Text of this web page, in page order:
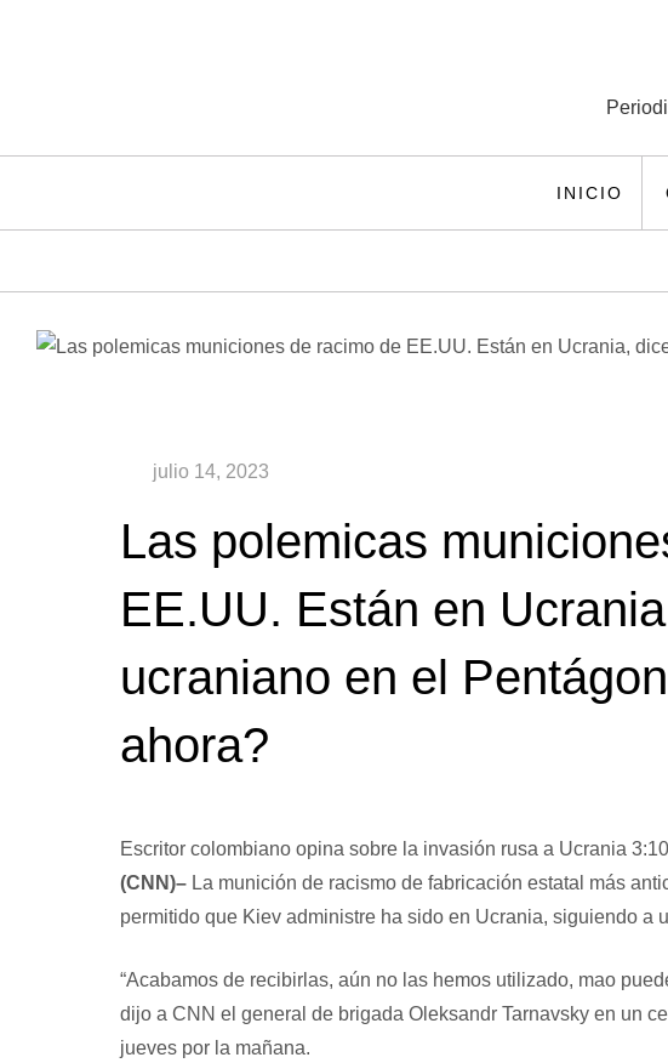
INICIO
Las polemicas
EE.UU. Están en
ucraniano en el
ahora?
Escritor colombiano opina sobre la invasión rusa a Ucrania 3:10
(CNN)–La munición de racismo de fabricación estatal más
permitido que Kiev administre ha sido en Ucrania, siguiendo a
“Acabamos de recibirlas, aún no las hemos utilizado, mao
dijo a CNN el general de brigada Oleksandr Tarnavsky en un
jueves por la mañana.